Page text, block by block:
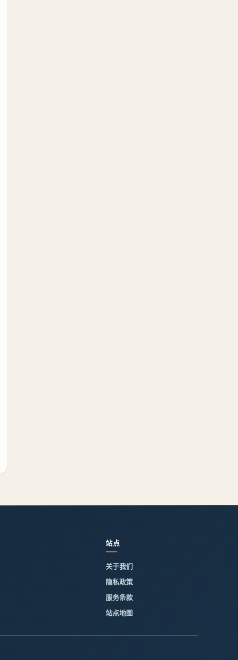
站点
关于我们
隐私政策
服务条款
站点地图